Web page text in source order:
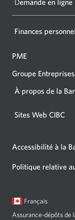
Demande en ligne
Finances
PME
Groupe
À propos de la
Sites Web CIBC
Accessibilité à la
Politique relative
Langue
Français
Assurance-dépôts de